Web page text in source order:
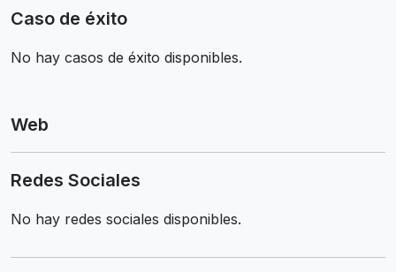
Caso de éxito
No hay casos de éxito disponibles.
Web
Redes Sociales
No hay redes sociales disponibles.